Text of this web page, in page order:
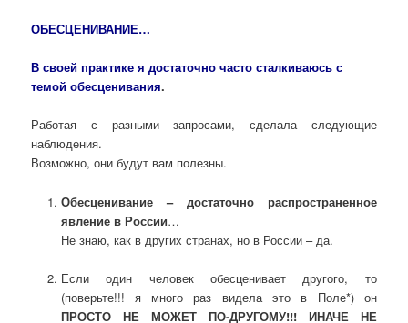
ОБЕСЦЕНИВАНИЕ…
В своей практике я достаточно часто сталкиваюсь с
темой обесценивания.
Работая с разными запросами, сделала следующие
наблюдения.
Возможно, они будут вам полезны.
Обесценивание – достаточно распространенное
явление в России…
Не знаю, как в других странах, но в России – да.
Если один человек обесценивает другого, то
(поверьте!!! я много раз видела это в Поле*) он
ПРОСТО НЕ МОЖЕТ ПО-ДРУГОМУ!!! ИНАЧЕ НЕ